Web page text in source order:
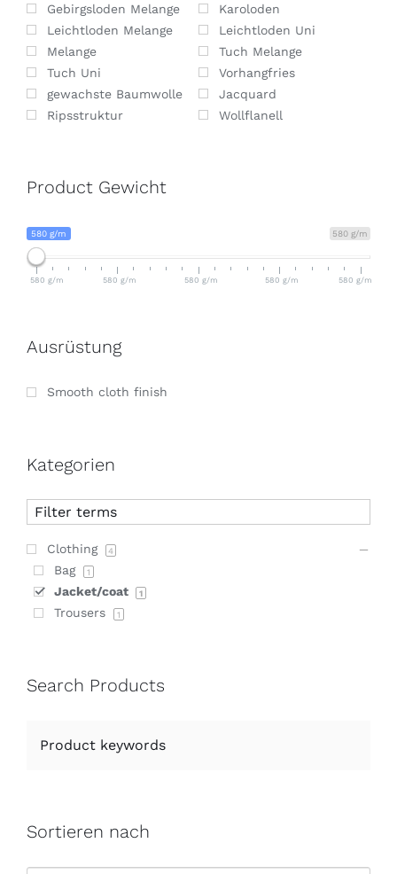
Gebirgsloden Melange
Karoloden
Leichtloden Melange
Leichtloden Uni
Melange
Tuch Melange
Tuch Uni
Vorhangfries
gewachste Baumwolle
Jacquard
Ripsstruktur
Wollflanell
Product Gewicht
580 g/m
580 g/m
580 g/m 580 g/m 580 g/m 580 g/m 580 g/m
Ausrüstung
Smooth cloth finish
Kategorien
Clothing 4
Bag 1
Jacket/coat 1
Trousers 1
Search Products
Sortieren nach